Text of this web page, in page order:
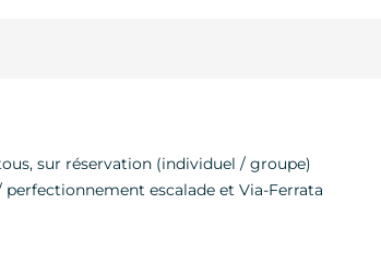
sur réservation (individuel / groupe)
escalade et Via-Ferrata